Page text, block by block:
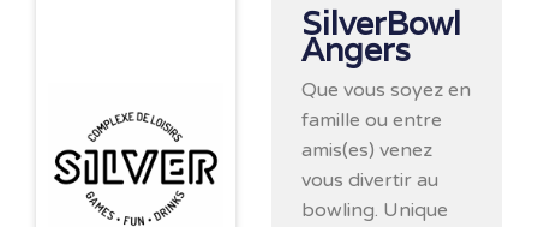
SilverBowl
Angers
Que vous soyez en
famille ou entre
amis(es) venez
vous divertir au
bowling. Unique